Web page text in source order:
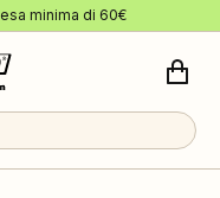
minima di 60€